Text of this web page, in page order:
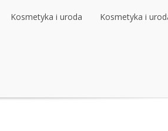
Kosmetyka i uroda Kosmetyka i